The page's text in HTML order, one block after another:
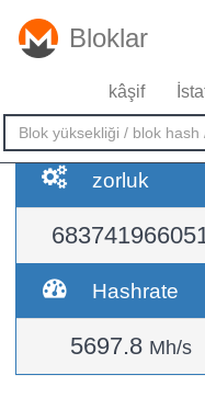
Bloklar
kâşif
zorluk
Hashrate
5697.8 Mh/s